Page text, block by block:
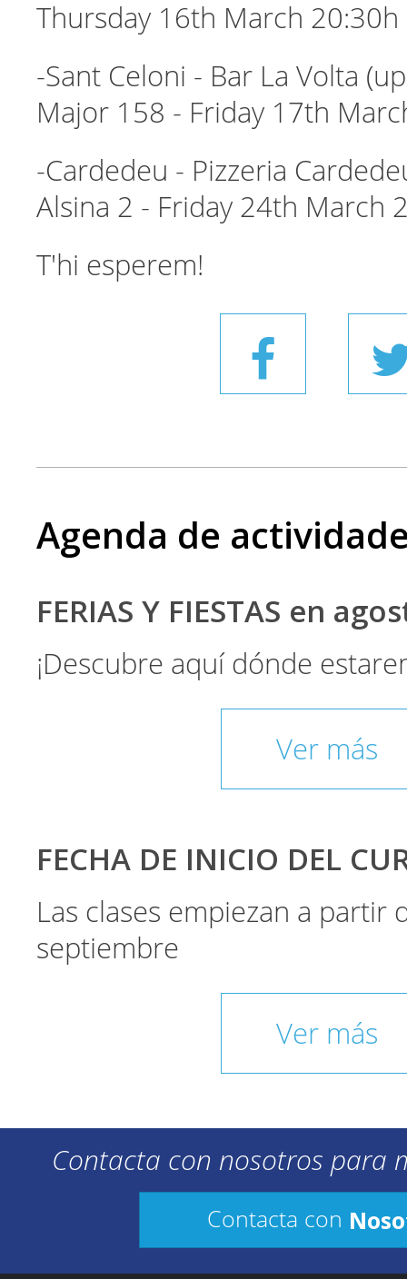
Thursday 16th March 20:30h
-Sant Celoni - Bar La Volta
Major 158 - Friday 17th
-Cardedeu - Pizzeria
Alsina 2 - Friday 24th March
T'hi esperem!
Agenda de
FERIAS Y FIESTAS en
¡Descubre aquí dónde
Ver más
FECHA DE INICIO DEL
Las clases empiezan a partir
septiembre
Ver más
Contacta con nosotros para
Contacta con